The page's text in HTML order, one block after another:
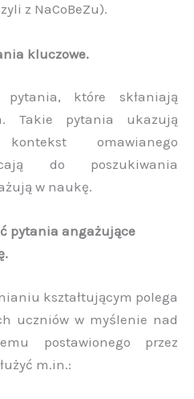
z NaCoBeZu).
kluczowe.
które skłaniają
Takie pytania ukazują
omawianego
do poszukiwania
w naukę.
pytania angażujące
kształtującym polega
uczniów w myślenie nad
postawionego przez
m.in.: